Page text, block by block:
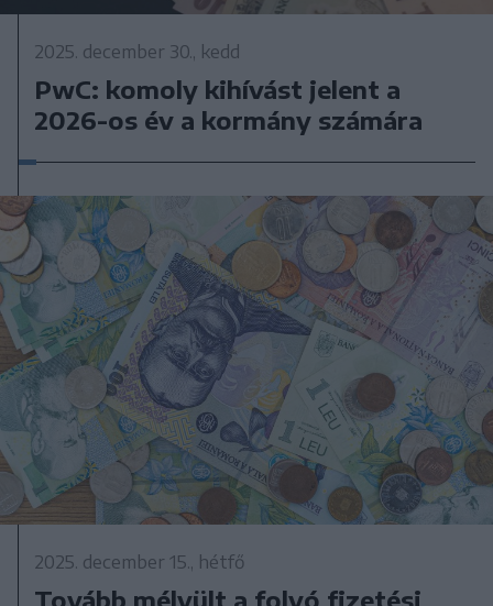
2025. december 30., kedd
PwC: komoly kihívást jelent a
2026-os év a kormány számára
2025. december 15., hétfő
Tovább mélyült a folyó fizetési